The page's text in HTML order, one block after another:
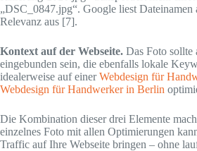
„DSC_0847.jpg“. Google liest Dateinamen
Relevanz aus [7].
Kontext auf der Webseite. Das Foto sollte
eingebunden sein, die ebenfalls lokale
idealerweise auf einerWebdesign für
Webdesign für Handwerker in Berlin
Die Kombination dieser drei Elemente
einzelnes Foto mit allen Optimierungen
Traffic auf Ihre Webseite bringen – ohne